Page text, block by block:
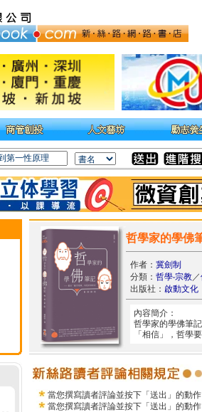
哲學家的學佛
作者： 冀劍制
分類： 哲學‧宗教／
出版社： 啟動文化
內容簡介：
哲學家的學佛筆
「相信」，哲學
當您撰寫讀者評論並按下「送出」的動
當您撰寫讀者評論並按下「送出」的動